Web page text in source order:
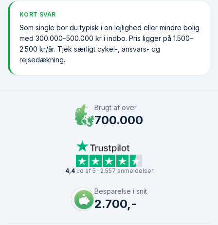
KORT SVAR
Som single bor du typisk i en lejlighed eller mindre bolig
med 300.000–500.000 kr i indbo. Pris ligger på 1.500–
2.500 kr/år. Tjek særligt cykel-, ansvars- og
rejsedækning.
Brugt af over
700.000
4,4ud af 5 · 2.557 anmeldelser
Besparelse i snit
2.700,-